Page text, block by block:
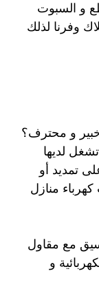
و السبوت
وفرنا لذلك
و محترف؟
لديها
تمديد أو
منازل
مع مقاول
و